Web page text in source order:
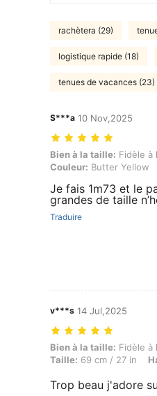
rachètera (29)
logistique rapide (18)
tenues de vacances (23)
S***a 10 Nov,2025
Bien à la taille: Fidèle à la
Bien à la taille: Fidèle à
Couleur: Butter Yellow
Je fais 1m73 et le
grandes de taille
Traduire
v***s 14 Jul,2025
Bien à la taille: Fidèle à la
Bien à la taille: Fidèle à
Taille: 69 cm / 27 in
Trop beau j'adore